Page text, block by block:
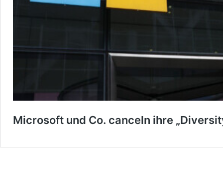
Microsoft und Co. canceln ihre